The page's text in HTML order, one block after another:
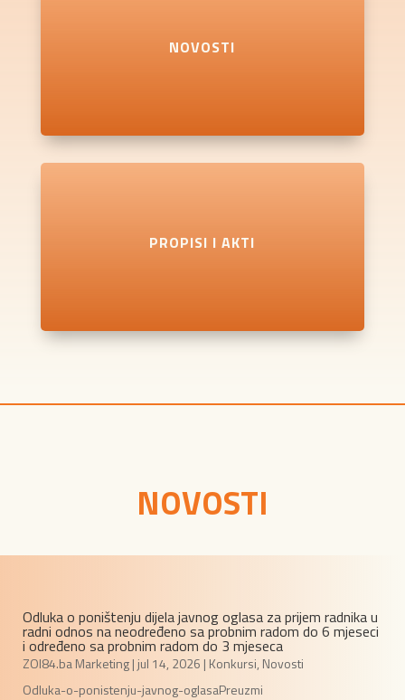
NOVOSTI
PROPISI I AKTI
NOVOSTI
Odluka o poništenju dijela javnog oglasa za prijem radnika u
radni odnos na neodređeno sa probnim radom do 6 mjeseci
i određeno sa probnim radom do 3 mjeseca
ZOI84.ba Marketing| jul 14, 2026 | Konkursi, Novosti
Odluka-o-ponistenju-javnog-oglasaPreuzmi